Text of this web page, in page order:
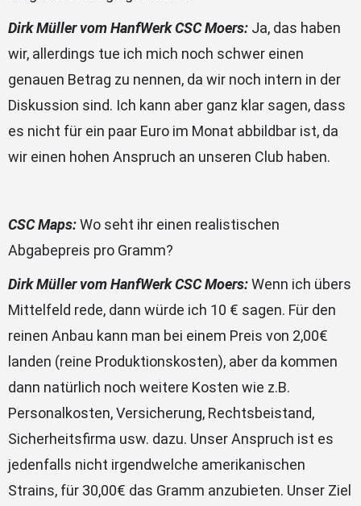
Dirk Müller vom HanfWerk CSC Moers: Ja, das haben
wir, allerdings tue ich mich noch schwer einen
genauen Betrag zu nennen, da wir noch intern in der
Diskussion sind. Ich kann aber ganz klar sagen, dass
es nicht für ein paar Euro im Monat abbildbar ist, da
wir einen hohen Anspruch an unseren Club haben.
CSC Maps:Wo seht ihr einen realistischen
Abgabepreis pro Gramm?
Dirk Müller vom HanfWerk CSC Moers:Wenn ich übers
Mittelfeld rede, dann würde ich 10 € sagen. Für den
reinen Anbau kann man bei einem Preis von 2,00€
landen (reine Produktionskosten), aber da kommen
dann natürlich noch weitere Kosten wie z.B.
Personalkosten, Versicherung, Rechtsbeistand,
Sicherheitsfirma usw. dazu. Unser Anspruch ist es
jedenfalls nicht irgendwelche amerikanischen
Strains, für 30,00€ das Gramm anzubieten. Unser Ziel